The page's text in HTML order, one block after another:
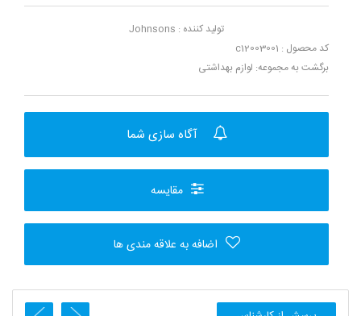
تولید کننده : Johnsons
کد محصول : c12003001
برگشت به مجموعه: لوازم بهداشتی
آگاه سازی شما
مقایسه
اضافه به علاقه مندی ها